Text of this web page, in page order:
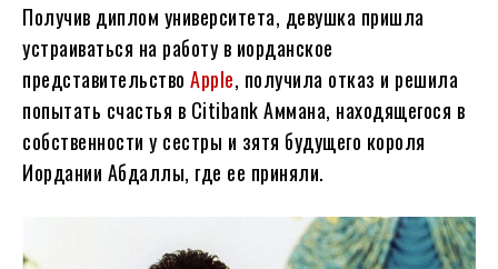
Получив диплом университета, девушка пришла
устраиваться на работу в иорданское
представительство Apple, получила отказ и решила
попытать счастья в Citibank Аммана, находящегося в
собственности у сестры и зятя будущего короля
Иордании Абдаллы, где ее приняли.